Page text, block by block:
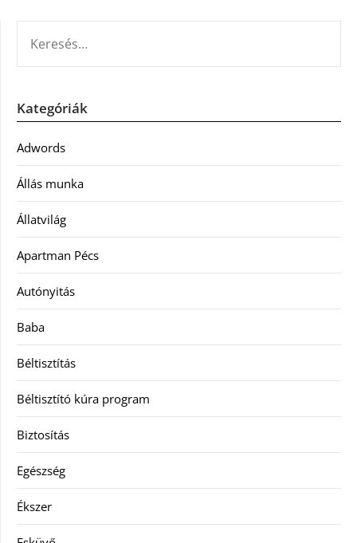
Kategóriák
Adwords
Állás munka
Állatvilág
Apartman Pécs
Autónyitás
Baba
Béltisztítás
Béltisztító kúra program
Biztosítás
Egészség
Ékszer